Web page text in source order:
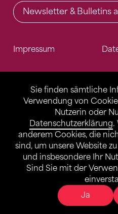
Sie finden sämtliche
Verwendung von
Nutzerin oder
Datenschutzerklärung.
anderem Cookies, die
sind, um unsere Website
und insbesondere Ihr
Sind Sie mit der
Ja
Newsletter & Bulletins
Impressum